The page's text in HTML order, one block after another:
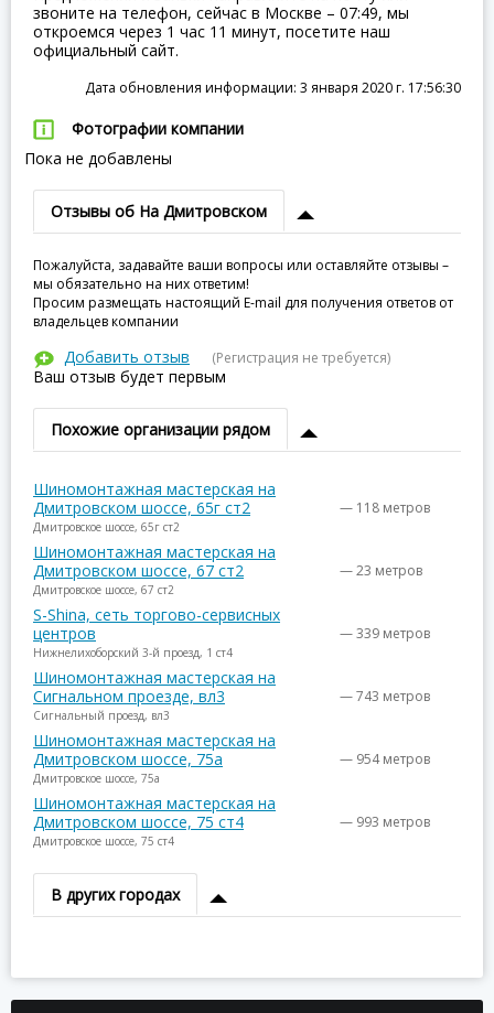
звоните на телефон, сейчас в Москве – 07:49, мы
откроемся через 1 час 11 минут, посетите наш
официальный сайт.
Дата обновления информации: 3 января 2020 г. 17:56:30
Фотографии компании
Пока не добавлены
Отзывы об На Дмитровском
Пожалуйста, задавайте ваши вопросы или оставляйте отзывы –
мы обязательно на них ответим!
Просим размещать настоящий E-mail для получения ответов от
владельцев компании
Добавить отзыв (Регистрация не требуется)
Ваш отзыв будет первым
Похожие организации рядом
Шиномонтажная мастерская на
Дмитровском шоссе, 65г ст2
Дмитровское шоссе, 65г ст2
— 118 метров
Шиномонтажная мастерская на
Дмитровском шоссе, 67 ст2
Дмитровское шоссе, 67 ст2
— 23 метров
S-Shina, сеть торгово-сервисных
центров
Нижнелихоборский 3-й проезд, 1 ст4
— 339 метров
Шиномонтажная мастерская на
Сигнальном проезде, вл3
Сигнальный проезд, вл3
— 743 метров
Шиномонтажная мастерская на
Дмитровском шоссе, 75а
Дмитровское шоссе, 75а
— 954 метров
Шиномонтажная мастерская на
Дмитровском шоссе, 75 ст4
Дмитровское шоссе, 75 ст4
— 993 метров
В других городах